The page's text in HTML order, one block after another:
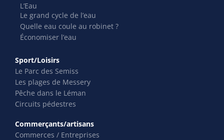
L’Eau
Le grand cycle de l’eau
Quelle eau coule au robinet ?
Économiser l’eau
Sport/Loisirs
Le Parc des Semiss
Les plages de Messery
Pêche dans le Léman
Circuits pédestres
Commerçants/artisans
Commerces / Entreprises